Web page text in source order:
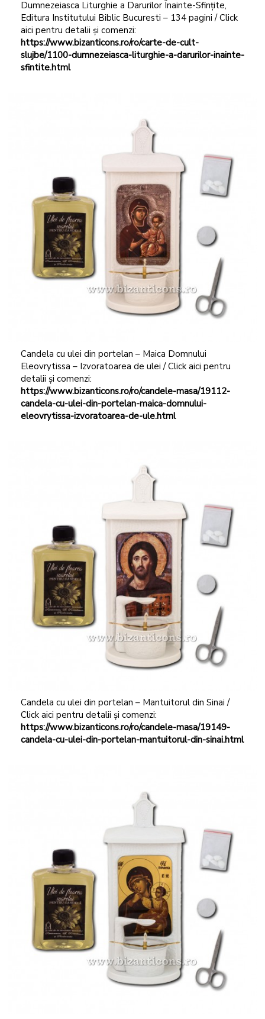
Dumnezeiasca Liturghie a Darurilor Înainte-Sfințite,
Editura Institutului Biblic Bucuresti – 134 pagini / Click
aici pentru detalii și comenzi:
https://www.bizanticons.ro/ro/carte-de-cult-
slujbe/1100-dumnezeiasca-liturghie-a-darurilor-inainte-
sfintite.html
Candela cu ulei din portelan – Maica Domnului
Eleovrytissa – Izvoratoarea de ulei / Click aici pentru
detalii și comenzi:
https://www.bizanticons.ro/ro/candele-masa/19112-
candela-cu-ulei-din-portelan-maica-domnului-
eleovrytissa-izvoratoarea-de-ule.html
Candela cu ulei din portelan – Mantuitorul din Sinai /
Click aici pentru detalii și comenzi:
https://www.bizanticons.ro/ro/candele-masa/19149-
candela-cu-ulei-din-portelan-mantuitorul-din-sinai.html